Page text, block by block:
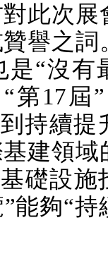
此次展
譽之詞
“沒有
第17屆
持續提
建領域
礎設施
能夠“持